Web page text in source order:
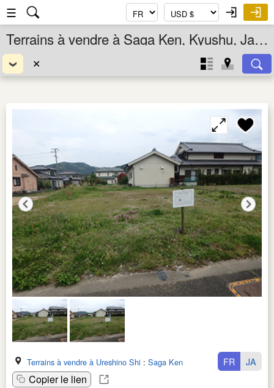
☰
Terrains à vendre à Saga Ken, Kyushu, Japon
✕
Terrains à vendre à Ureshino Shi : Saga Ken
Copier le lien
FR JA